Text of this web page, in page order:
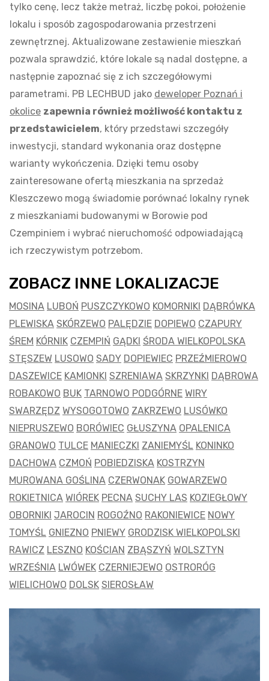
tylko cenę, lecz także metraż, liczbę pokoi, położenie
lokalu i sposób zagospodarowania przestrzeni
zewnętrznej. Aktualizowane zestawienie mieszkań
pozwala sprawdzić, które lokale są nadal dostępne, a
następnie zapoznać się z ich szczegółowymi
parametrami. PB LECHBUD jako deweloper Poznań i
okolice zapewnia również możliwość kontaktu z
przedstawicielem, który przedstawi szczegóły
inwestycji, standard wykonania oraz dostępne
warianty wykończenia. Dzięki temu osoby
zainteresowane ofertą mieszkania na sprzedaż
Kleszczewo mogą świadomie porównać lokalny rynek
z mieszkaniami budowanymi w Borowie pod
Czempiniem i wybrać nieruchomość odpowiadającą
ich rzeczywistym potrzebom.
ZOBACZ INNE LOKALIZACJE
MOSINA LUBOŃ PUSZCZYKOWO KOMORNIKI DĄBRÓWKA
PLEWISKA SKÓRZEWO PALĘDZIE DOPIEWO CZAPURY
ŚREM KÓRNIK CZEMPIŃ GĄDKI ŚRODA WIELKOPOLSKA
STĘSZEW LUSOWO SADY DOPIEWIEC PRZEŹMIEROWO
DASZEWICE KAMIONKI SZRENIAWA SKRZYNKI DĄBROWA
ROBAKOWO BUK TARNOWO PODGÓRNE WIRY
SWARZĘDZ WYSOGOTOWO ZAKRZEWO LUSÓWKO
NIEPRUSZEWO BORÓWIEC GŁUSZYNA OPALENICA
GRANOWO TULCE MANIECZKI ZANIEMYŚL KONINKO
DACHOWA CZMOŃ POBIEDZISKA KOSTRZYN
MUROWANA GOŚLINA CZERWONAK GOWARZEWO
ROKIETNICA WIÓREK PECNA SUCHY LAS KOZIEGŁOWY
OBORNIKI JAROCIN ROGOŹNO RAKONIEWICE NOWY
TOMYŚL GNIEZNO PNIEWY GRODZISK WIELKOPOLSKI
RAWICZ LESZNO KOŚCIAN ZBĄSZYŃ WOLSZTYN
WRZEŚNIA LWÓWEK CZERNIEJEWO OSTRORÓG
WIELICHOWO DOLSK SIEROSŁAW